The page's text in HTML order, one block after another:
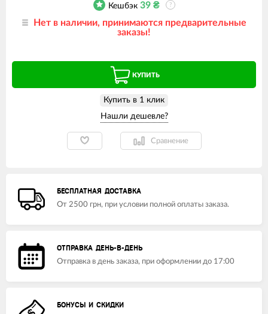
Кешбэк 39₴ ?
Нет в наличии, принимаются предварительные
заказы!
КУПИТЬ
Купить в 1 клик
Сравнение
БЕСПЛАТНАЯ ДОСТАВКА
От 2500 грн, при условии полной оплаты заказа.
ОТПРАВКА ДЕНЬ-В-ДЕНЬ
Отправка в день заказа, при оформлении до 17:00
БОНУСЫ И СКИДКИ